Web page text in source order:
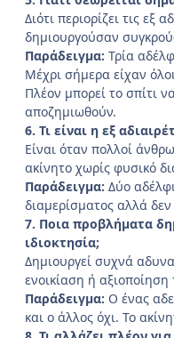
Διότι περιορίζει τις εξ
δημιουργούσαν
Παράδειγμα: Τρία
Μέχρι σήμερα είχαν
Πλέον μπορεί το σπίτι
αποζημιωθούν.
6. Τι είναι η εξ
Είναι όταν πολλοί
ακίνητο χωρίς φυσικό
Παράδειγμα: Δύο
διαμερίσματος αλλά
7. Ποια προβλήματα
ιδιοκτησία;
Δημιουργεί συχνά
ενοικίαση ή αξιοποίηση
Παράδειγμα: Ο ένας
και ο άλλος όχι. Το